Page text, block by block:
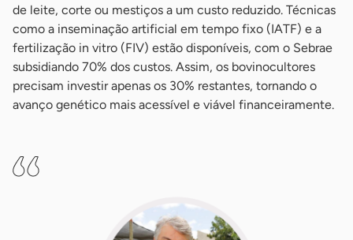
de leite, corte ou mestiços a um custo reduzido. Técnicas
como a inseminação artificial em tempo fixo (IATF) e a
fertilização in vitro (FIV) estão disponíveis, com o Sebrae
subsidiando 70% dos custos. Assim, os bovinocultores
precisam investir apenas os 30% restantes, tornando o
avanço genético mais acessível e viável financeiramente.